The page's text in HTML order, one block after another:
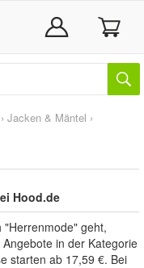
› Jacken & Mäntel ›
Hood.de
"Herrenmode" geht,
in der Kategorie
starten ab 17,59 €. Bei